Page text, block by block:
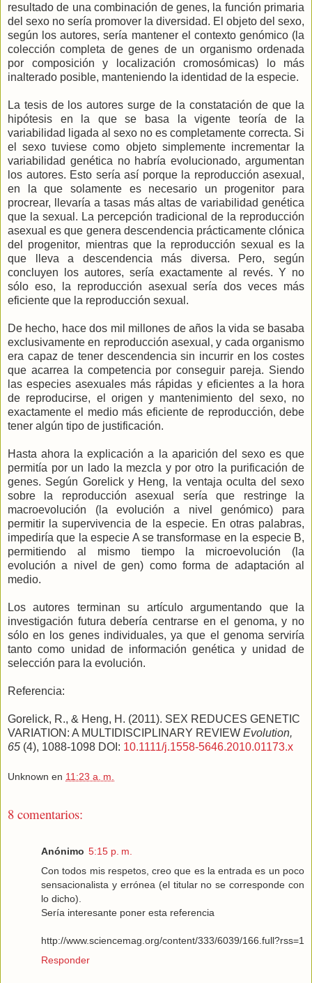
resultado de una combinación de genes, la función primaria
del sexo no sería promover la diversidad. El objeto del sexo,
según los autores, sería mantener el contexto genómico (la
colección completa de genes de un organismo ordenada
por composición y localización cromosómicas) lo más
inalterado posible, manteniendo la identidad de la especie.
La tesis de los autores surge de la constatación de que la
hipótesis en la que se basa la vigente teoría de la
variabilidad ligada al sexo no es completamente correcta. Si
el sexo tuviese como objeto simplemente incrementar la
variabilidad genética no habría evolucionado, argumentan
los autores. Esto sería así porque la reproducción asexual,
en la que solamente es necesario un progenitor para
procrear, llevaría a tasas más altas de variabilidad genética
que la sexual. La percepción tradicional de la reproducción
asexual es que genera descendencia prácticamente clónica
del progenitor, mientras que la reproducción sexual es la
que lleva a descendencia más diversa. Pero, según
concluyen los autores, sería exactamente al revés. Y no
sólo eso, la reproducción asexual sería dos veces más
eficiente que la reproducción sexual.
De hecho, hace dos mil millones de años la vida se basaba
exclusivamente en reproducción asexual, y cada organismo
era capaz de tener descendencia sin incurrir en los costes
que acarrea la competencia por conseguir pareja. Siendo
las especies asexuales más rápidas y eficientes a la hora
de reproducirse, el origen y mantenimiento del sexo, no
exactamente el medio más eficiente de reproducción, debe
tener algún tipo de justificación.
Hasta ahora la explicación a la aparición del sexo es que
permitía por un lado la mezcla y por otro la purificación de
genes. Según Gorelick y Heng, la ventaja oculta del sexo
sobre la reproducción asexual sería que restringe la
macroevolución (la evolución a nivel genómico) para
permitir la supervivencia de la especie. En otras palabras,
impediría que la especie A se transformase en la especie B,
permitiendo al mismo tiempo la microevolución (la
evolución a nivel de gen) como forma de adaptación al
medio.
Los autores terminan su artículo argumentando que la
investigación futura debería centrarse en el genoma, y no
sólo en los genes individuales, ya que el genoma serviría
tanto como unidad de información genética y unidad de
selección para la evolución.
Referencia:
Gorelick, R., & Heng, H. (2011). SEX REDUCES GENETIC
VARIATION: A MULTIDISCIPLINARY REVIEW Evolution,
65 (4), 1088-1098 DOI: 10.1111/j.1558-5646.2010.01173.x
Unknown en 11:23 a. m.
8 comentarios:
Anónimo 5:15 p. m.
Con todos mis respetos, creo que es la entrada es un poco
sensacionalista y errónea (el titular no se corresponde con
lo dicho).
Sería interesante poner esta referencia
http://www.sciencemag.org/content/333/6039/166.full?rss=1
Responder